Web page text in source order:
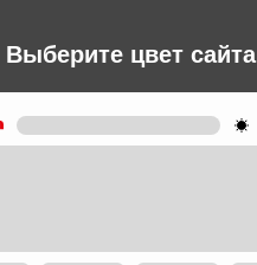
Выберите цвет сайта